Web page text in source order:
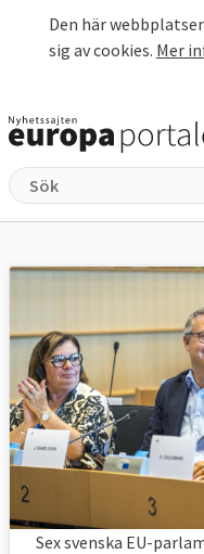
Den här
sig av cookies. Mer
Sex svenska EU-